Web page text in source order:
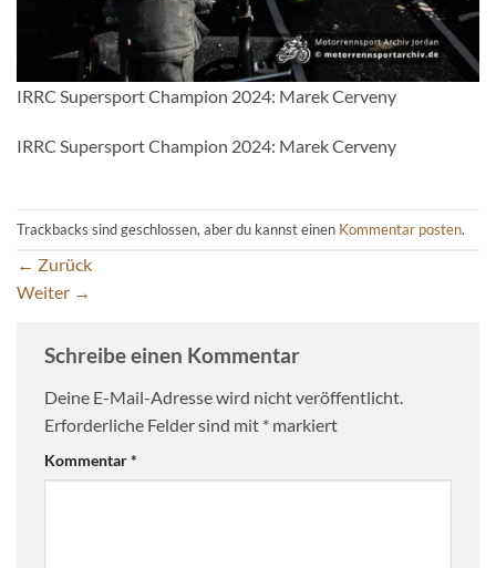
IRRC Supersport Champion 2024: Marek Cerveny
IRRC Supersport Champion 2024: Marek Cerveny
Trackbacks sind geschlossen, aber du kannst einen Kommentar posten.
← Zurück
Weiter →
Schreibe einen Kommentar
Deine E-Mail-Adresse wird nicht veröffentlicht.
Erforderliche Felder sind mit * markiert
Kommentar*